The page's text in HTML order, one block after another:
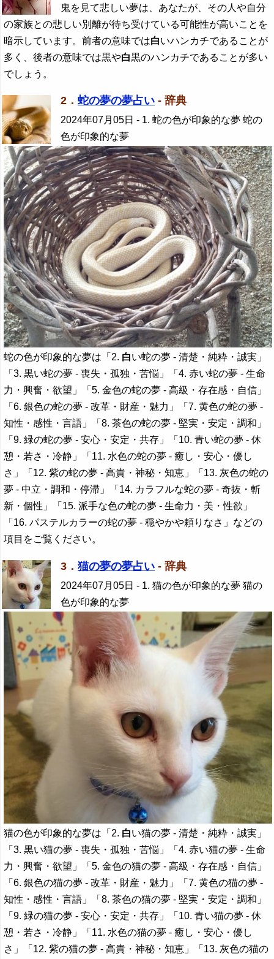
鬼を見て悲しい夢は、あなたが、その人や自分
の家族との悲しい別離が待ち受けている可能性が高いことを
暗示しています。前者の意味では白いハンカチであることが
多く、後者の意味では黒や白黒のハンカチであることが多い
でしょう。
2． 蛇の夢の夢占い - 辞典
2024年07月05日 - 1. 蛇の色が印象的な夢 蛇の
色が印象的な夢
蛇の色が印象的な夢は「2. 白い蛇の夢 - 清楚・純粋・誠実」
「3. 黒い蛇の夢 - 喪失・孤独・苦悩」「4. 赤い蛇の夢 - 生命
力・興奮・欲望」「5. 金色の蛇の夢 - 高級・存在感・自信」
「6. 銀色の蛇の夢 - 改革・財産・魅力」「7. 黄色の蛇の夢 -
知性・感性・言語」「8. 茶色の蛇の夢 - 堅実・安定・調和」
「9. 緑の蛇の夢 - 安心・安定・共存」「10. 青い蛇の夢 - 休
憩・若さ・冷静」「11. 水色の蛇の夢 - 癒し・安心・優し
さ」「12. 紫の蛇の夢 - 高貴・神秘・知恵」「13. 灰色の蛇の
夢 - 中立・調和・停滞」「14. カラフルな蛇の夢 - 奇抜・斬
新・個性」「15. 派手な色の蛇の夢 - 生命力・美・性欲」
「16. パステルカラーの蛇の夢 - 穏やかや頼りなさ」などの
項目をご覧ください。
3． 猫の夢の夢占い - 辞典
2024年07月05日 - 1. 猫の色が印象的な夢 猫の
色が印象的な夢
猫の色が印象的な夢は「2. 白い猫の夢 - 清楚・純粋・誠実」
「3. 黒い猫の夢 - 喪失・孤独・苦悩」「4. 赤い猫の夢 - 生命
力・興奮・欲望」「5. 金色の猫の夢 - 高級・存在感・自信」
「6. 銀色の猫の夢 - 改革・財産・魅力」「7. 黄色の猫の夢 -
知性・感性・言語」「8. 茶色の猫の夢 - 堅実・安定・調和」
「9. 緑の猫の夢 - 安心・安定・共存」「10. 青い猫の夢 - 休
憩・若さ・冷静」「11. 水色の猫の夢 - 癒し・安心・優し
さ」「12. 紫の猫の夢 - 高貴・神秘・知恵」「13. 灰色の猫の